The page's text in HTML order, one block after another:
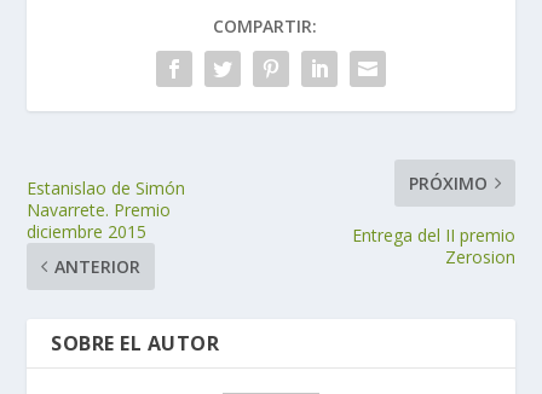
COMPARTIR:
Estanislao de Simón
Navarrete. Premio
diciembre 2015
ANTERIOR
PRÓXIMO
Entrega del II premio
Zerosion
SOBRE EL AUTOR